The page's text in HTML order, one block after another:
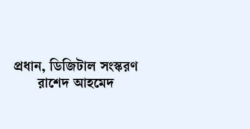
প্রধান, ডিজিটাল সংস্করণ
রাশেদ আহমেদ